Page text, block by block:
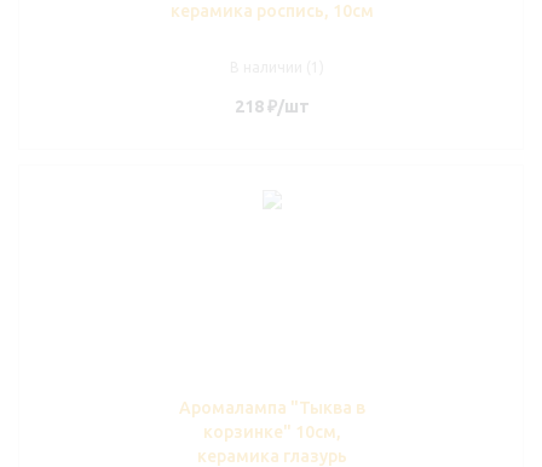
керамика роспись, 10см
218₽/шт
Аромалампа "Тыква в
корзинке" 10см,
керамика глазурь